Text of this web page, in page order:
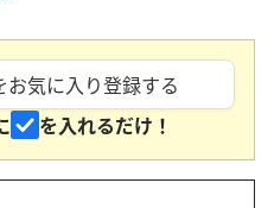
お気に入り登録する
を入れるだけ！